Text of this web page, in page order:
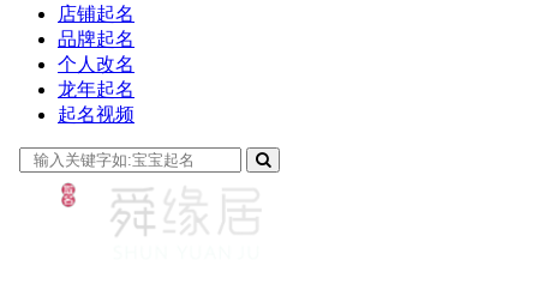
店铺起名
品牌起名
个人改名
龙年起名
起名视频